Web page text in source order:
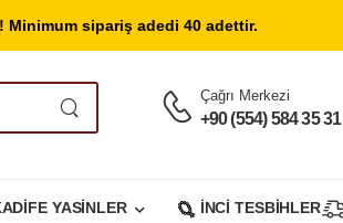
sipariş adedi 40 adettir.
Çağrı Merkezi
+90 (554) 584 35 31
YASİNLER İNCİ TESBİHLER